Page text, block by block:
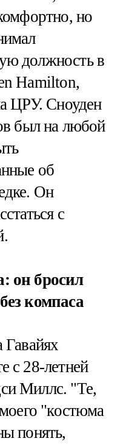
но
должность в
Hamilton,
ЦРУ. Сноуден
был на любой
об
Он
с
он бросил
компаса
Гавайях
с 28-летней
Миллс. "Те,
"костюма
понять,